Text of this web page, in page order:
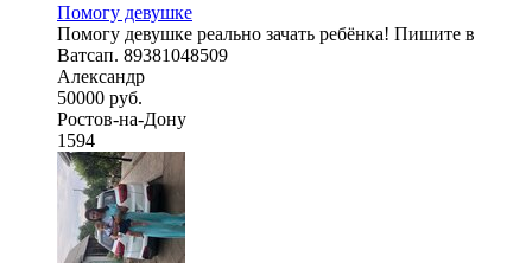
Помогу девушке
Помогу девушке реально зачать ребёнка! Пишите в
Ватсап. 89381048509
Александр
50000 руб.
Ростов-на-Дону
1594